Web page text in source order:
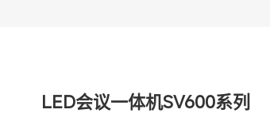
LED会议一体机SV600系列